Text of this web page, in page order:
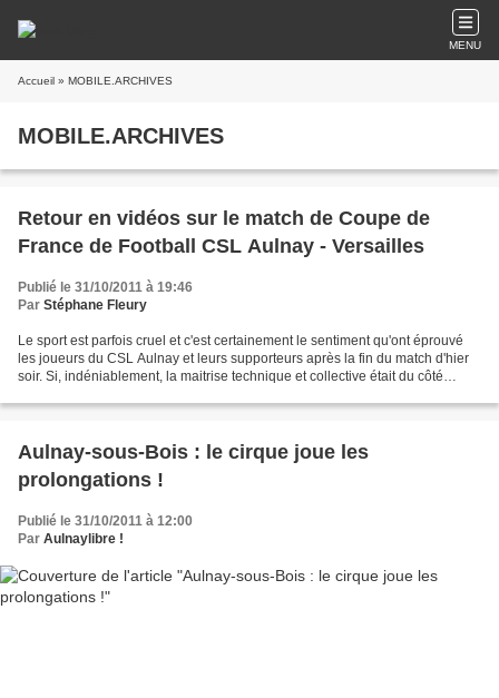
MENU
Accueil » MOBILE.ARCHIVES
MOBILE.ARCHIVES
Retour en vidéos sur le match de Coupe de
France de Football CSL Aulnay - Versailles
Publié le 31/10/2011 à 19:46
Par Stéphane Fleury
Le sport est parfois cruel et c'est certainement le sentiment qu'ont éprouvé
les joueurs du CSL Aulnay et leurs supporteurs après la fin du match d'hier
soir. Si, indéniablement, la maitrise technique et collective était du côté
Aulnay-sous-Bois : le cirque joue les
prolongations !
Publié le 31/10/2011 à 12:00
Par Aulnaylibre !